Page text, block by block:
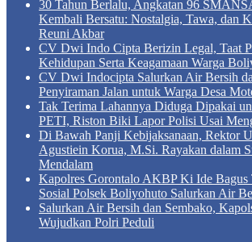
30 Tahun Berlalu, Angkatan 96
Kembali Bersatu: Nostalgia, Tawa, dan
Reuni Akbar
CV Dwi Indo Cipta Berizin Legal, Taat
Kehidupan Serta Keagamaan Warga
CV Dwi Indocipta Salurkan Air Bersih
Penyiraman Jalan untuk Warga Desa
Tak Terima Lahannya Diduga Dipakai
PETI, Riston Biki Lapor Polisi Usai
Di Bawah Panji Kebijaksanaan, Rektor
Agustiein Korua, M.Si. Rayakan dalam
Mendalam
Kapolres Gorontalo AKBP Ki Ide Bagus
Sosial Polsek Boliyohuto Salurkan Air
Salurkan Air Bersih dan Sembako,
Wujudkan Polri Peduli